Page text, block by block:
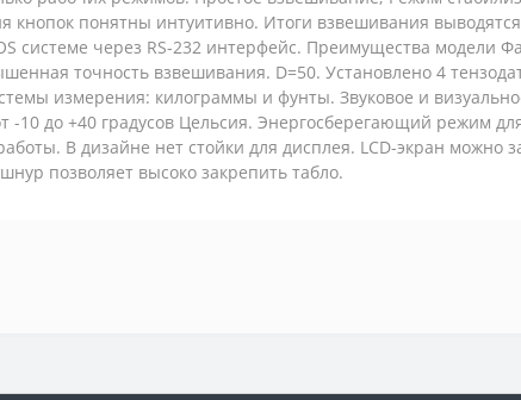
кнопок понятны интуитивно. Итоги взвешивания
системе через RS-232 интерфейс. Преимущества модели
точность взвешивания. D=50. Установлено 4
измерения: килограммы и фунты. Звуковое и
до +40 градусов Цельсия. Энергосберегающий режим
В дизайне нет стойки для дисплея. LCD-экран
позволяет высоко закрепить табло.